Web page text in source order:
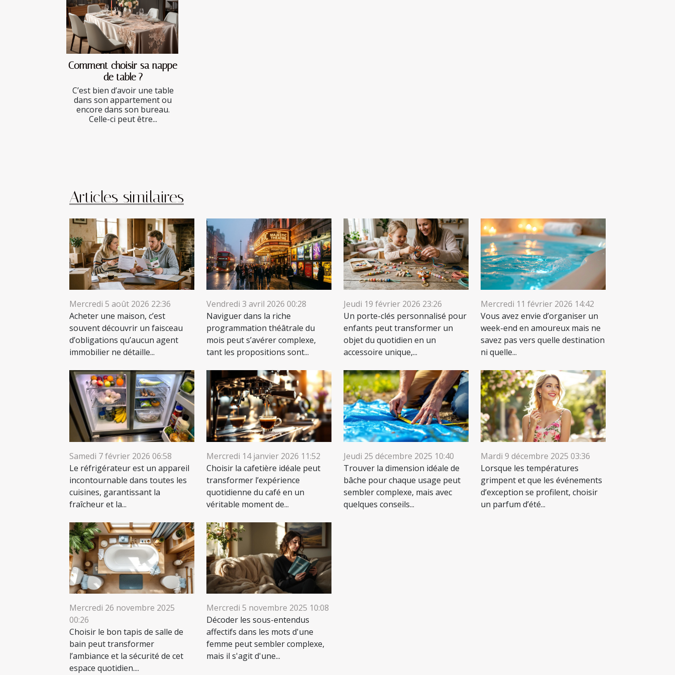
Comment choisir sa nappe
de table ?
C’est bien d’avoir une table
dans son appartement ou
encore dans son bureau.
Celle-ci peut être...
Articles similaires
Mercredi 5 août 2026 22:36
Acheter une maison, c’est
souvent découvrir un faisceau
d’obligations qu’aucun agent
immobilier ne détaille...
Vendredi 3 avril 2026 00:28
Naviguer dans la riche
programmation théâtrale du
mois peut s’avérer complexe,
tant les propositions sont...
Jeudi 19 février 2026 23:26
Un porte-clés personnalisé pour
enfants peut transformer un
objet du quotidien en un
accessoire unique,...
Mercredi 11 février 2026 14:42
Vous avez envie d’organiser un
week-end en amoureux mais ne
savez pas vers quelle destination
ni quelle...
Samedi 7 février 2026 06:58
Le réfrigérateur est un appareil
incontournable dans toutes les
cuisines, garantissant la
fraîcheur et la...
Mercredi 14 janvier 2026 11:52
Choisir la cafetière idéale peut
transformer l’expérience
quotidienne du café en un
véritable moment de...
Jeudi 25 décembre 2025 10:40
Trouver la dimension idéale de
bâche pour chaque usage peut
sembler complexe, mais avec
quelques conseils...
Mardi 9 décembre 2025 03:36
Lorsque les températures
grimpent et que les événements
d’exception se profilent, choisir
un parfum d’été...
Mercredi 26 novembre 2025
00:26
Choisir le bon tapis de salle de
bain peut transformer
l’ambiance et la sécurité de cet
espace quotidien....
Mercredi 5 novembre 2025 10:08
Décoder les sous-entendus
affectifs dans les mots d'une
femme peut sembler complexe,
mais il s'agit d'une...